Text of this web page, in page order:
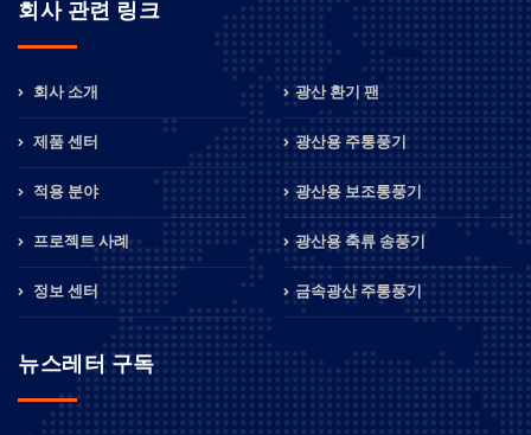
회사 관련 링크
회사 소개
제품 센터
적용 분야
프로젝트 사례
정보 센터
광산 환기 팬
광산용 주통풍기
광산용 보조통풍기
광산용 축류 송풍기
금속광산 주통풍기
뉴스레터 구독